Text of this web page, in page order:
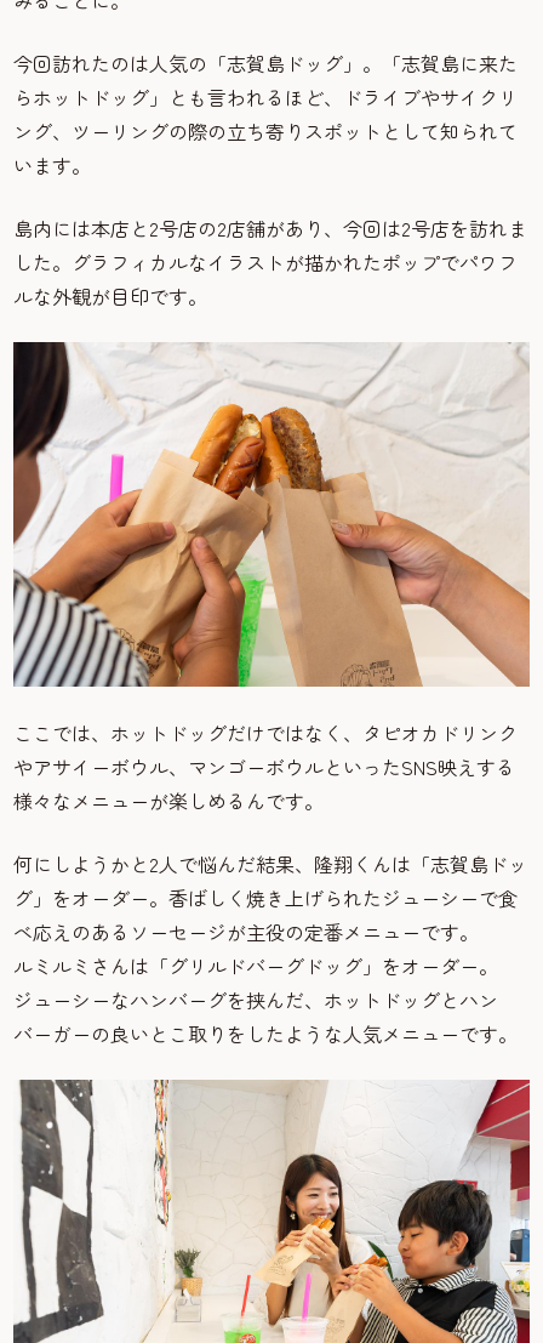
今回訪れたのは人気の「志賀島ドッグ」。「志賀島に来た
らホットドッグ」とも言われるほど、ドライブやサイクリ
ング、ツーリングの際の立ち寄りスポットとして知られて
います。
島内には本店と2号店の2店舗があり、今回は2号店を訪れま
した。グラフィカルなイラストが描かれたポップでパワフ
ルな外観が目印です。
ここでは、ホットドッグだけではなく、タピオカドリンク
やアサイーボウル、マンゴーボウルといったSNS映えする
様々なメニューが楽しめるんです。
何にしようかと2人で悩んだ結果、隆翔くんは「志賀島ドッ
グ」をオーダー。香ばしく焼き上げられたジューシーで食
べ応えのあるソーセージが主役の定番メニューです。
ルミルミさんは「グリルドバーグドッグ」をオーダー。
ジューシーなハンバーグを挟んだ、ホットドッグとハン
バーガーの良いとこ取りをしたような人気メニューです。